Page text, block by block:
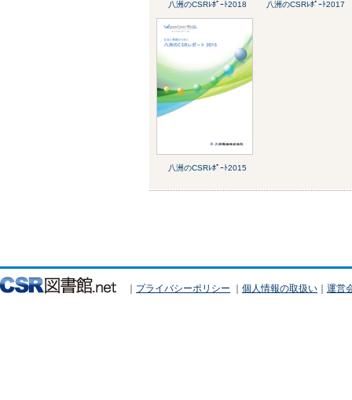
八洲のCSRﾚﾎﾟｰﾄ2018 八洲のCSRﾚﾎﾟｰﾄ2017
八洲のCSRﾚﾎﾟｰﾄ2015
｜ プライバシーポリシー ｜ 個人情報の取扱い ｜ 運営